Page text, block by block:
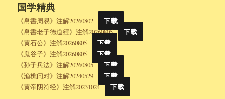
国学精典
《帛書周易》注解20260802
下载
《帛書老子德道經》注解20260805
下载
《黄石公》注解20260805
下载
《鬼谷子》注解20260805
下载
《孙子兵法》注解20260805
下载
《渔樵问对》注解20240529
下载
《黄帝阴符经》注解20231024
下载